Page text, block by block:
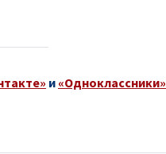
и «Одноклассники»